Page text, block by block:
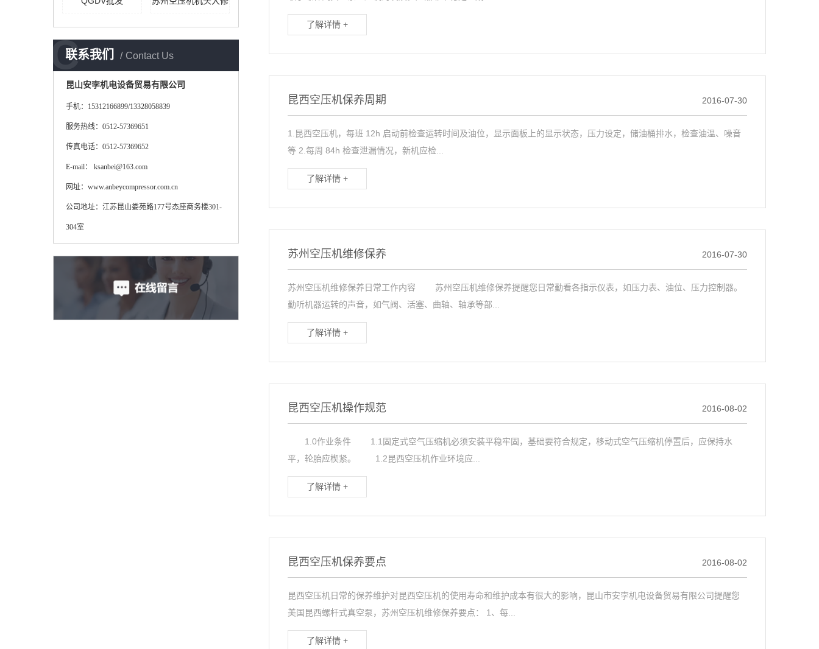
联系我们 Contact Us
C
昆山安孛机电设备贸易有限公司
手机：15312166899/13328058839
服务热线：0512-57369651
传真电话：0512-57369652
E-mail： ksanbei@163.com
网址：www.anbeycompressor.com.cn
公司地址：江苏昆山娄苑路177号杰座商务楼301-
304室
了解详情 +
昆西空压机保养周期 2016-07-30
1.昆西空压机，每班 12h 启动前检查运转时间及油位，显示面板上的显示状态，压力设定，储油桶排水，检查油温、噪音
等 2.每周 84h 检查泄漏情况，新机应检...
了解详情 +
苏州空压机维修保养 2016-07-30
苏州空压机维修保养日常工作内容 苏州空压机维修保养提醒您日常勤看各指示仪表，如压力表、油位、压力控制器。
勤听机器运转的声音，如气阀、活塞、曲轴、轴承等部...
了解详情 +
昆西空压机操作规范 2016-08-02
1.0作业条件 1.1固定式空气压缩机必须安装平稳牢固，基础要符合规定，移动式空气压缩机停置后，应保持水
平，轮胎应楔紧。 1.2昆西空压机作业环境应...
了解详情 +
昆西空压机保养要点 2016-08-02
昆西空压机日常的保养维护对昆西空压机的使用寿命和维护成本有很大的影响，昆山市安孛机电设备贸易有限公司提醒您
美国昆西螺杆式真空泵，苏州空压机维修保养要点： 1、每...
了解详情 +